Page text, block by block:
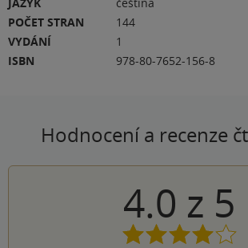
POČET STRAN
144
VYDÁNÍ
1
ISBN
978-80-7652-156-8
Hodnocení a recenze
4.0 z 5